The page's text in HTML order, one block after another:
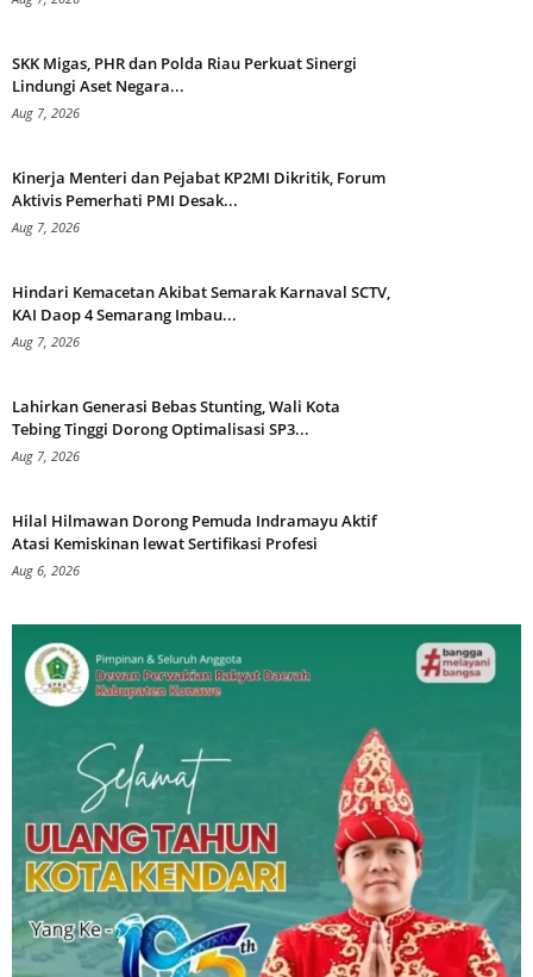
SKK Migas, PHR dan Polda Riau Perkuat Sinergi
Lindungi Aset Negara...
Aug 7, 2026
Kinerja Menteri dan Pejabat KP2MI Dikritik, Forum
Aktivis Pemerhati PMI Desak...
Aug 7, 2026
Hindari Kemacetan Akibat Semarak Karnaval SCTV,
KAI Daop 4 Semarang Imbau...
Aug 7, 2026
Lahirkan Generasi Bebas Stunting, Wali Kota
Tebing Tinggi Dorong Optimalisasi SP3...
Aug 7, 2026
Hilal Hilmawan Dorong Pemuda Indramayu Aktif
Atasi Kemiskinan lewat Sertifikasi Profesi
Aug 6, 2026